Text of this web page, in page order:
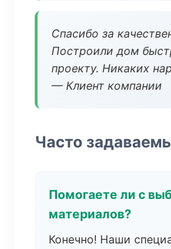
Спасибо за
Построили дом
проекту. Никаких
— Клиент компании
Часто
Помогаете ли с
материалов?
Конечно! Наши